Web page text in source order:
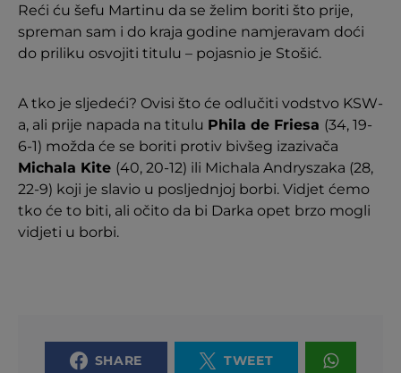
Reći ću šefu Martinu da se želim boriti što prije,
spreman sam i do kraja godine namjeravam doći
do priliku osvojiti titulu – pojasnio je Stošić.
A tko je sljedeći? Ovisi što će odlučiti vodstvo KSW-
a, ali prije napada na titulu Phila de Friesa (34, 19-
6-1) možda će se boriti protiv bivšeg izazivača
Michala Kite (40, 20-12) ili Michala Andryszaka (28,
22-9) koji je slavio u posljednjoj borbi. Vidjet ćemo
tko će to biti, ali očito da bi Darka opet brzo mogli
vidjeti u borbi.
SHARE TWEET